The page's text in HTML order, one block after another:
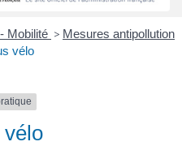
Mobilité > Mesures antipollution
vélo
vélo